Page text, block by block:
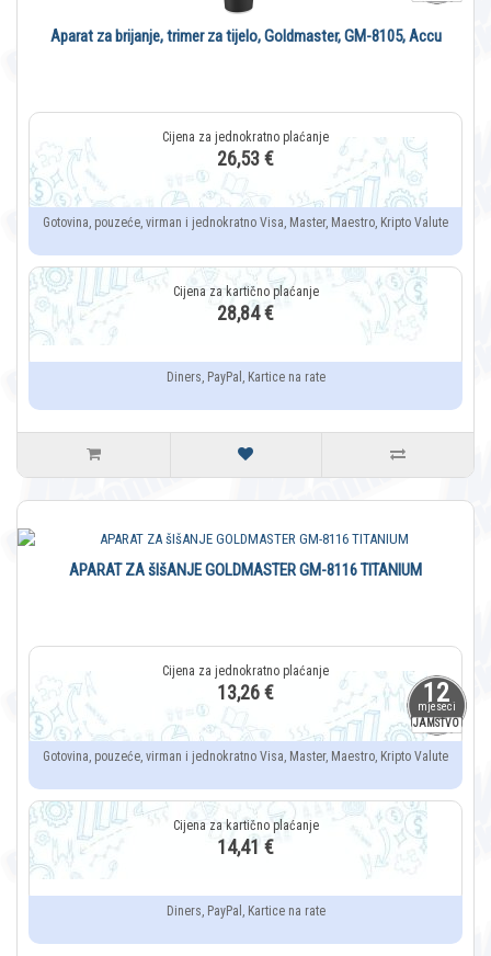
Aparat za brijanje, trimer za tijelo, Goldmaster, GM-8105, Accu
26,53 €
Gotovina, pouzeće, virman i jednokratno Visa, Master, Maestro, Kripto Valute
28,84 €
Diners, PayPal, Kartice na rate
12
mjeseci
JAMSTVO
APARAT ZA šIšANJE GOLDMASTER GM-8116 TITANIUM
13,26 €
Gotovina, pouzeće, virman i jednokratno Visa, Master, Maestro, Kripto Valute
14,41 €
Diners, PayPal, Kartice na rate